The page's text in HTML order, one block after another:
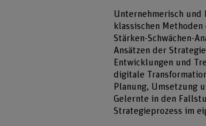
Unternehmerisch und
klassischen
Stärken-Schwächen-
Ansätzen der
Entwicklungen und
digitale
Planung, Umsetzung
Gelernte in den
Strategieprozess im